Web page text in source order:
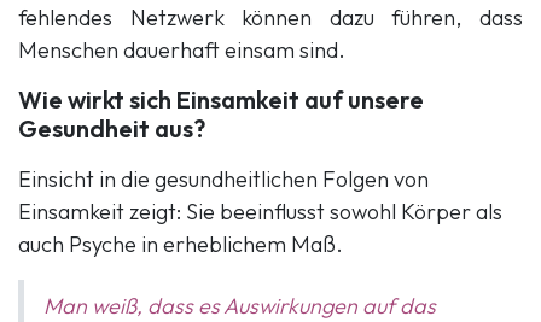
fehlendes Netzwerk können dazu führen, dass
Menschen dauerhaft einsam sind.
Wie wirkt sich Einsamkeit auf unsere
Gesundheit aus?
Einsicht in die gesundheitlichen Folgen von
Einsamkeit zeigt: Sie beeinflusst sowohl Körper als
auch Psyche in erheblichem Maß.
Man weiß, dass es Auswirkungen auf das